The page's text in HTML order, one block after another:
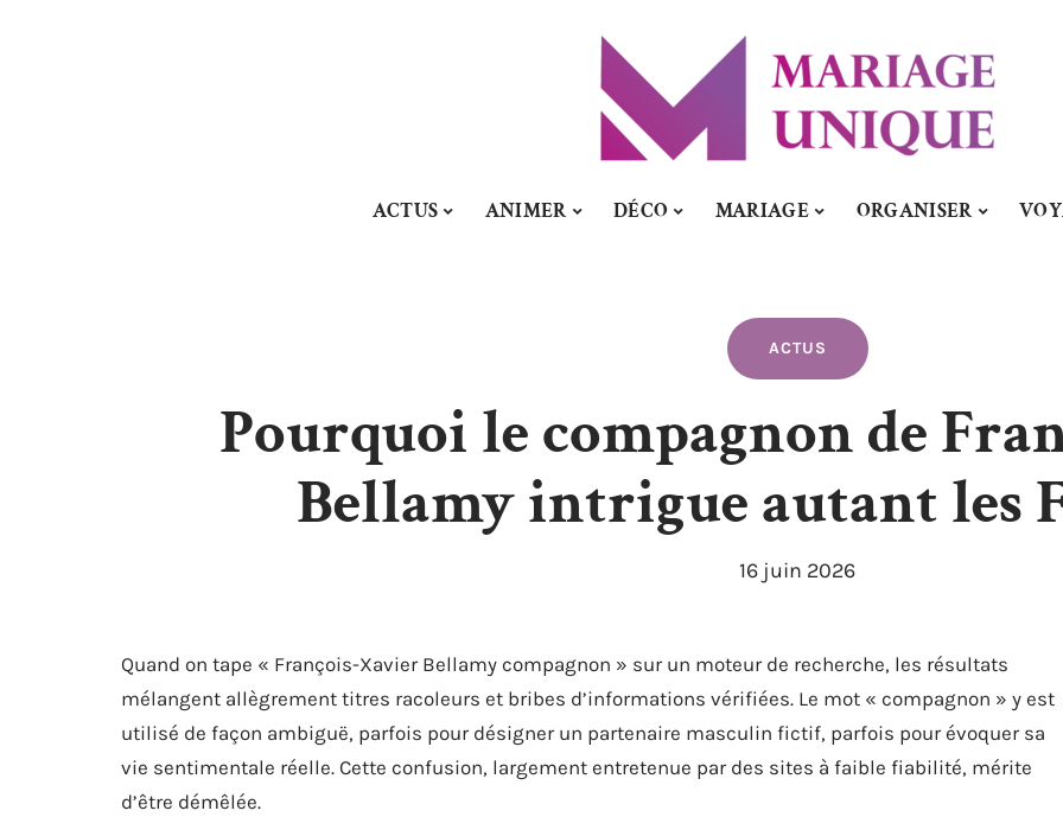
ACTUS ANIMER DÉCO MARIAGE ORGANISER
ACTUS
Pourquoi le compagnon de
Bellamy intrigue autant les
16 juin 2026
Quand on tape « François-Xavier Bellamy compagnon » sur un moteur de recherche, les résultats
mélangent allègrement titres racoleurs et bribes d’informations vérifiées. Le mot « compagnon » y est
utilisé de façon ambiguë, parfois pour désigner un partenaire masculin fictif, parfois pour évoquer sa
vie sentimentale réelle. Cette confusion, largement entretenue par des sites à faible fiabilité, mérite
d’être démêlée.